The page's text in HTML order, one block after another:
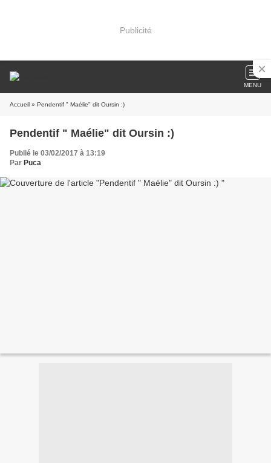
Publicité
MENU
Accueil » Pendentif " Maélie" dit Oursin :)
Pendentif " Maélie" dit Oursin :)
Publié le 03/02/2017 à 13:19
Par Puca